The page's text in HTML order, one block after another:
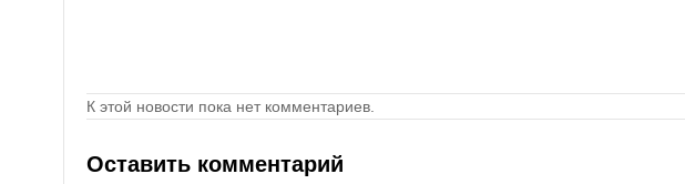
К этой новости пока нет комментариев.
Оставить комментарий